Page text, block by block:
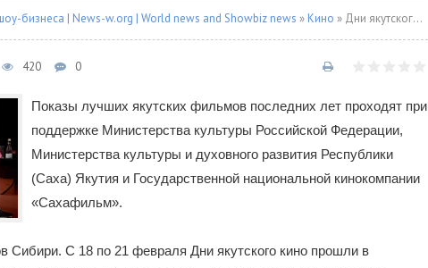
бизнеса | News-w.org | World news and Showbiz news » Кино » Дни якутского кино проходят в регионах России
420 0
Показы лучших якутских фильмов последних лет проходят при
поддержке Министерства культуры Российской Федерации,
Министерства культуры и духовного развития Республики
(Саха) Якутия и Государственной национальной кинокомпании
«Сахафильм».
Сибири. С 18 по 21 февраля Дни якутского кино прошли в